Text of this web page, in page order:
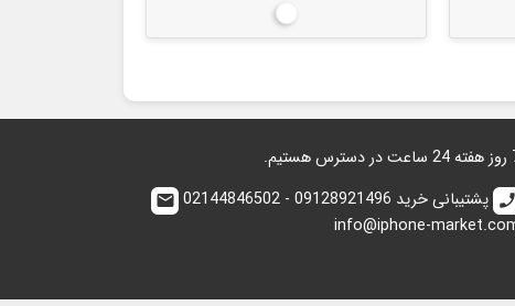
بیرنگ
هستیم.
call پشتیبانی خرید 09128921496 - 02144846502 email
info@iphone-